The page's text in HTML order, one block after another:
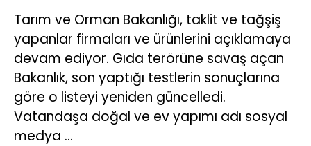
Tarım ve Orman Bakanlığı, taklit ve tağşiş
yapanlar firmaları ve ürünlerini açıklamaya
devam ediyor. Gıda terörüne savaş açan
Bakanlık, son yaptığı testlerin sonuçlarına
göre o listeyi yeniden güncelledi.
Vatandaşa doğal ve ev yapımı adı sosyal
medya …